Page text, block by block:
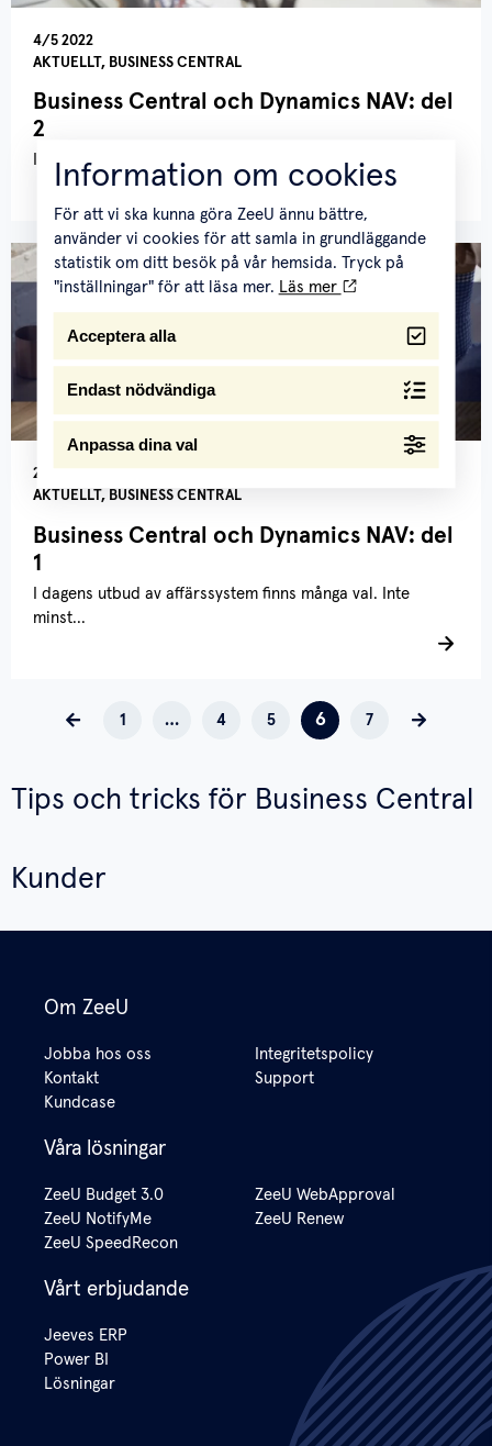
4/5 2022
AKTUELLT, BUSINESS CENTRAL
Business Central och Dynamics NAV: del
2
I dagens val av affärssystem finns många val, inte minst...
27/4 2022
AKTUELLT, BUSINESS CENTRAL
Business Central och Dynamics NAV: del
1
I dagens utbud av affärssystem finns många val. Inte
minst...
Föregående 1 … 4 5 6 7 Nästa
Tips och tricks för Business Central
Kunder
Om ZeeU
Jobba hos oss
Kontakt
Kundcase
Integritetspolicy
Support
Våra lösningar
ZeeU Budget 3.0
ZeeU NotifyMe
ZeeU SpeedRecon
ZeeU WebApproval
ZeeU Renew
Vårt erbjudande
Jeeves ERP
Power BI
Lösningar
Information om cookies
För att vi ska kunna göra ZeeU ännu bättre,
använder vi cookies för att samla in grundläggande
statistik om ditt besök på vår hemsida. Tryck på
"inställningar" för att läsa mer. Läs mer
Acceptera alla
Endast nödvändiga
Anpassa dina val